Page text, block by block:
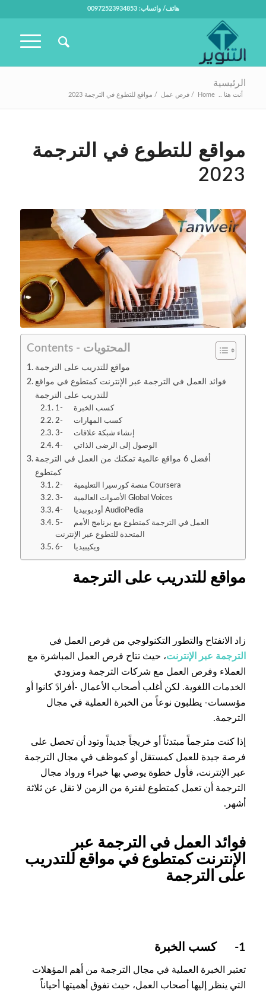
هاتف/ واتساب: 00972523934853
الرئيسية
أنت هنا .. Home
/ فرص عمل / مواقع للتطوع في الترجمة 2023
مواقع للتطوع في الترجمة
2023
Contents - المحتويات
مواقع للتدريب على الترجمة
فوائد العمل في الترجمة عبر الإنترنت كمتطوع في مواقع
للتدريب على الترجمة
1- كسب الخبرة
2- كسب المهارات
3- إنشاء شبكة علاقات
4- الوصول إلى الرضى الذاتي
أفضل 6 مواقع عالمية تمكنك من العمل في الترجمة
كمتطوع
2- منصة كورسيرا التعليمية Coursera
3- الأصوات العالمية Global Voices
4- أوديوبيديا AudioPedia
5- العمل في الترجمة كمتطوع مع برنامج الأمم
المتحدة للتطوع عبر الإنترنت
6- ويكيبيديا
مواقع للتدريب على الترجمة
زاد الانفتاح والتطور التكنولوجي من فرص العمل في
الترجمة عبر الإنترنت، حيث تتاح فرص العمل المباشرة مع
العملاء وفرص العمل مع شركات الترجمة ومزودي
الخدمات اللغوية. لكن أغلب أصحاب الأعمال -أفرادً كانوا أو
مؤسسات- يطلبون نوعاً من الخبرة العملية في مجال
الترجمة.
إذا كنت مترجماً مبتدئاً أو خريجاً جديداً وتود أن تحصل على
فرصة جيدة للعمل كمستقل أو كموظف في مجال الترجمة
عبر الإنترنت، فأول خطوة يوصي بها خبراء ورواد مجال
الترجمة أن تعمل كمتطوع لفترة من الزمن لا تقل عن ثلاثة
أشهر.
فوائد العمل في الترجمة عبر
الإنترنت كمتطوع في مواقع للتدريب
على الترجمة
1- كسب الخبرة
تعتبر الخبرة العملية في مجال الترجمة من أهم المؤهلات
التي ينظر إليها أصحاب العمل، حيث تفوق أهميتها أحياناً